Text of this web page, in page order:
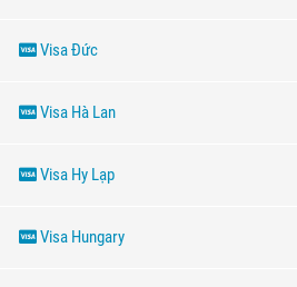
Visa Đức
Visa Hà Lan
Visa Hy Lạp
Visa Hungary